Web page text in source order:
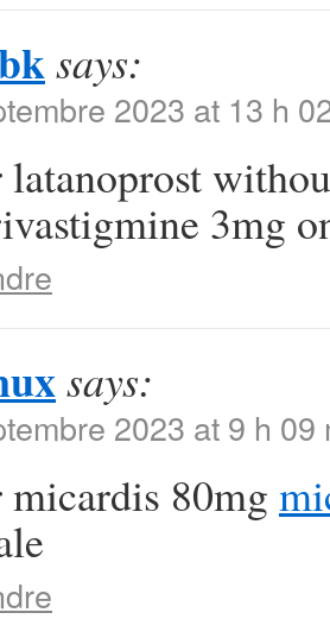
says:
2023 at 13 h
latanoprost
3mg
says:
2023 at 9 h 09
micardis 80mg